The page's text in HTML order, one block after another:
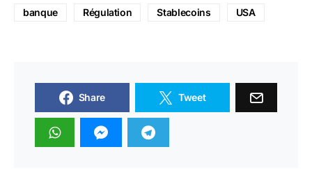
banque Régulation Stablecoins USA
Share Tweet